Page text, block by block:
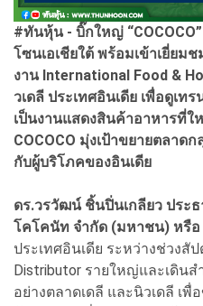
#ทันหุ้น - บิ๊กใหญ่
โซนเอเชียใต้ พร้อมเข้าเยี่ยม
งาน International Food &
วเดลี ประเทศอินเดีย เพื่อดูเท
เป็นงานแสดงสินค้าอาหารที่ใ
COCOCO มุ่งเป้าขยายตลา
กับผู้บริโภคของอินเดีย
ดร.วรวัฒน์ ชิ้นปิ่นเกลียว ประ
โคโคนัท จำกัด (มหาชน) หรือ
ประเทศอินเดีย ระหว่างช่วงสั
Distributor รายใหญ่และเดินส
อย่างตลาดเดลี และนิวเดลี เ